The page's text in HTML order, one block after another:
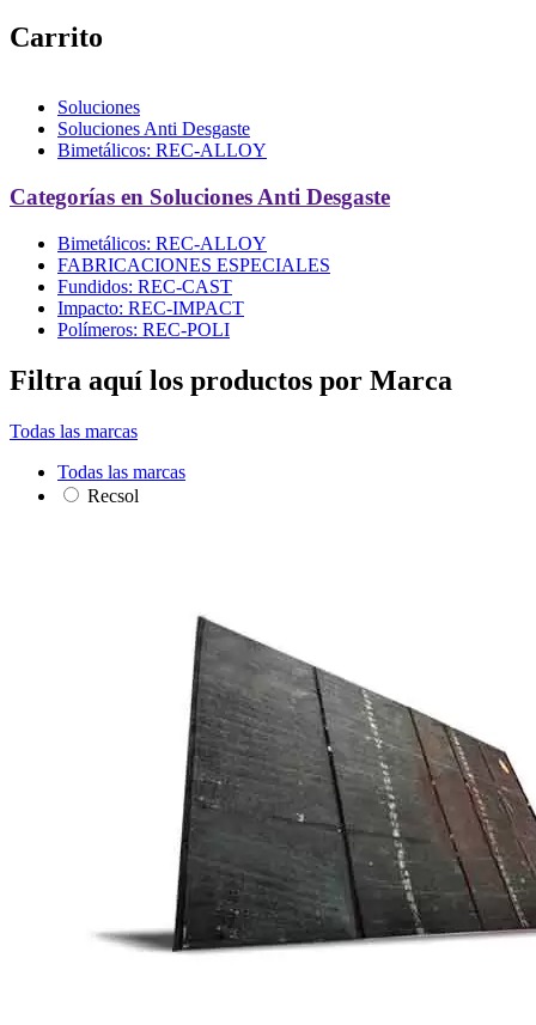
Carrito
Soluciones
Soluciones Anti Desgaste
Bimetálicos: REC-ALLOY
Categorías en Soluciones Anti Desgaste
Bimetálicos: REC-ALLOY
FABRICACIONES ESPECIALES
Fundidos: REC-CAST
Impacto: REC-IMPACT
Polímeros: REC-POLI
Filtra aquí los productos por Marca
Todas las marcas
Todas las marcas
Recsol